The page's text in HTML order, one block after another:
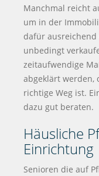
Manchmal reicht
um in der
dafür
unbedingt
zeitaufwendige
abgeklärt werden,
richtige Weg ist.
dazu gut beraten.
Häusliche
Einrichtung
Senioren die auf